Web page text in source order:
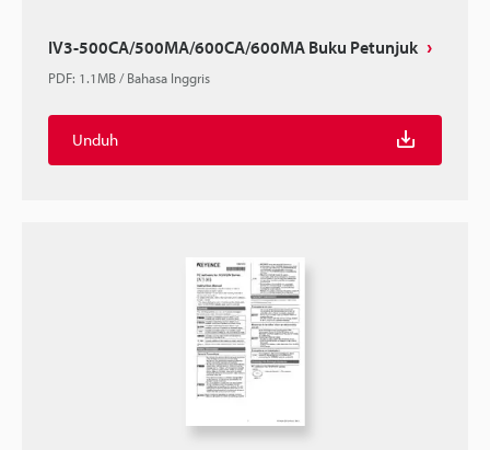
IV3-500CA/500MA/600CA/600MA Buku Petunjuk
PDF: 1.1MB/Bahasa Inggris
Unduh